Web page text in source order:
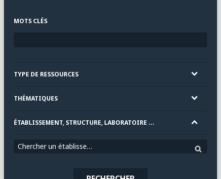
MOTS CLÉS
TYPE DE RESSOURCES
THÉMATIQUES
ÉTABLISSEMENT, STRUCTURE, LABORATOIRE ...
Chercher un établissement